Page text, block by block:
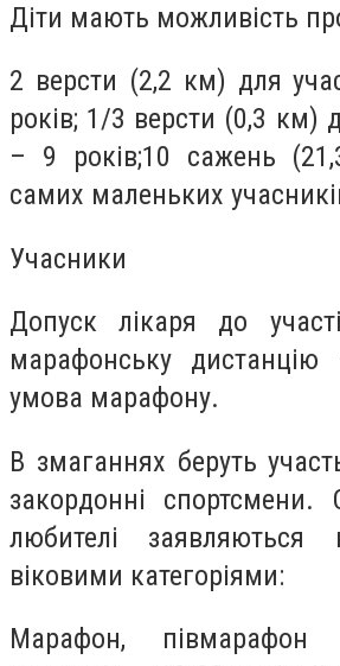
Діти мають можливість
2 версти (2,2 км) для
років; 1/3 версти (0,3 км)
– 9 років;10 сажень
самих маленьких
Учасники
Допуск лікаря до
марафонську дистанцію
умова марафону.
В змаганнях беруть
закордонні спортсмени.
любителі
віковими категоріями:
Марафон,